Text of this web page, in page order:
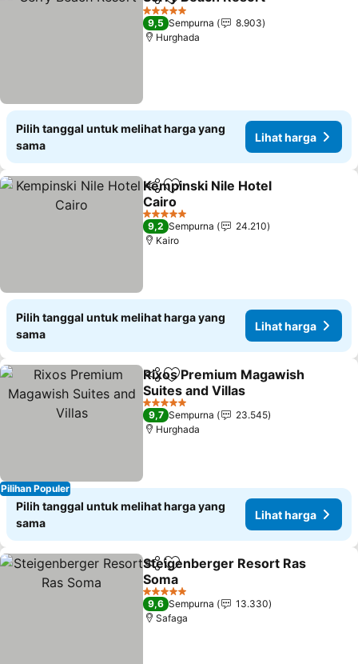
BagikanTambahkan ke favorit
5 Bintang
9,5 Sempurna
8.903
Hurghada
Pilih tanggal untuk melihat harga yang
sama
Lihat harga
BagikanTambahkan ke favorit
Kempinski Nile Hotel
Cairo
5 Bintang
9,2 Sempurna
24.210
Kairo
Pilih tanggal untuk melihat harga yang
sama
Lihat harga
Pilihan Populer
BagikanTambahkan ke favorit
Rixos Premium Magawish
Suites and Villas
5 Bintang
9,7 Sempurna
23.545
Hurghada
Pilih tanggal untuk melihat harga yang
sama
Lihat harga
BagikanTambahkan ke favorit
Steigenberger Resort Ras
Soma
5 Bintang
9,6 Sempurna
13.330
Safaga